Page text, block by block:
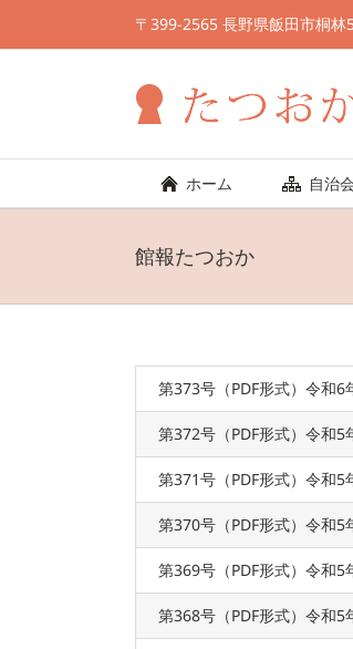
content
〒399-2565 長野県飯田市桐
ホーム 自治
館報たつおか
第373号（PDF形式）令和6
第372号（PDF形式）令和5
第371号（PDF形式）令和5
第370号（PDF形式）令和5
第369号（PDF形式）令和5
第368号（PDF形式）令和5